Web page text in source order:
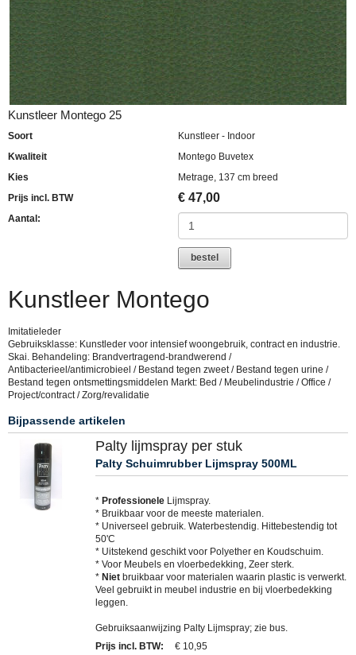
Kunstleer Montego 25
Soort
Kunstleer - Indoor
Kwaliteit
Montego Buvetex
Kies
Metrage, 137 cm breed
Prijs incl. BTW
€ 47,00
Aantal:
bestel
Kunstleer Montego
Imitatieleder
Gebruiksklasse: Kunstleder voor intensief woongebruik, contract en industrie.
Skai. Behandeling: Brandvertragend-brandwerend /
Antibacterieel/antimicrobieel / Bestand tegen zweet / Bestand tegen urine /
Bestand tegen ontsmettingsmiddelen Markt: Bed / Meubelindustrie / Office /
Project/contract / Zorg/revalidatie
Bijpassende artikelen
Palty lijmspray per stuk
Palty Schuimrubber Lijmspray 500ML
* Professionele Lijmspray.
* Bruikbaar voor de meeste materialen.
* Universeel gebruik. Waterbestendig. Hittebestendig tot
50'C
* Uitstekend geschikt voor Polyether en Koudschuim.
* Voor Meubels en vloerbedekking, Zeer sterk.
* Niet bruikbaar voor materialen waarin plastic is verwerkt.
Veel gebruikt in meubel industrie en bij vloerbedekking
leggen.
Gebruiksaanwijzing Palty Lijmspray; zie bus.
Prijs incl. BTW:
€ 10,95